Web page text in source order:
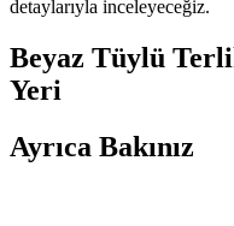
detaylarıyla inceleyeceğiz.
Beyaz Tüylü
Yeri
Ayrıca Bakınız